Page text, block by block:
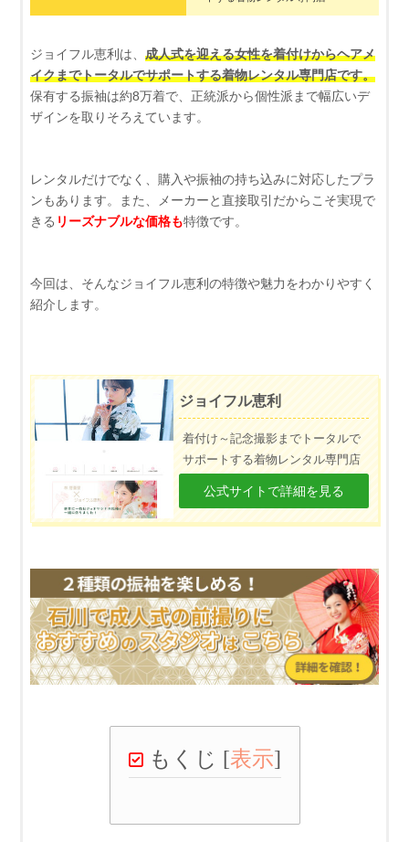
ジョイフル恵利は、 成人式を迎える女性を着付けからヘアメ
イクまでトータルでサポートする着物レンタル専門店です。
保有する振袖は約8万着で、正統派から個性派まで幅広いデ
ザインを取りそろえています。
レンタルだけでなく、購入や振袖の持ち込みに対応したプラ
ンもあります。また、メーカーと直接取引だからこそ実現で
きる リーズナブルな価格も特徴です。
今回は、そんなジョイフル恵利の特徴や魅力をわかりやすく
紹介します。
ジョイフル恵利
着付け～記念撮影までトータルで
サポートする着物レンタル専門店
公式サイトで詳細を見る
もくじ [表示]